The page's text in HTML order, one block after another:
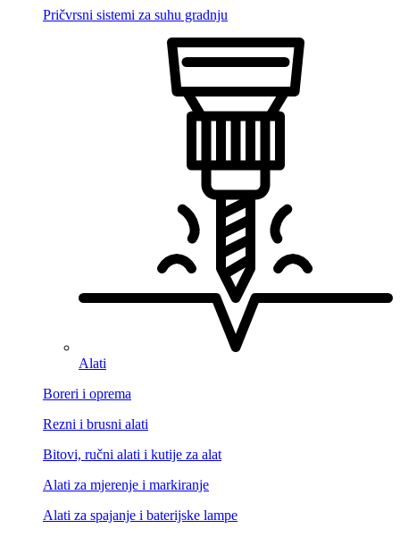
Pričvrsni sistemi za suhu gradnju
Alati
Boreri i oprema
Rezni i brusni alati
Bitovi, ručni alati i kutije za alat
Alati za mjerenje i markiranje
Alati za spajanje i baterijske lampe